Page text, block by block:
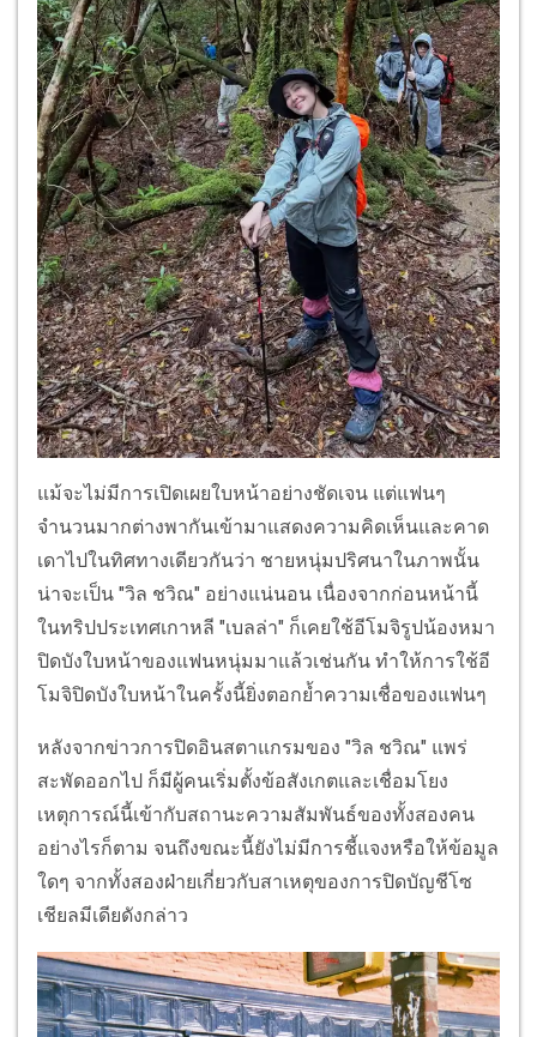
แม้จะไม่มีการเปิดเผยใบหน้าอย่างชัดเจน แต่แฟนๆ
จำนวนมากต่างพากันเข้ามาแสดงความคิดเห็นและคาด
เดาไปในทิศทางเดียวกันว่า ชายหนุ่มปริศนาในภาพนั้น
น่าจะเป็น "วิล ชวิณ" อย่างแน่นอน เนื่องจากก่อนหน้านี้
ในทริปประเทศเกาหลี "เบลล่า" ก็เคยใช้อีโมจิรูปน้องหมา
ปิดบังใบหน้าของแฟนหนุ่มมาแล้วเช่นกัน ทำให้การใช้อี
โมจิปิดบังใบหน้าในครั้งนี้ยิ่งตอกย้ำความเชื่อของแฟนๆ
หลังจากข่าวการปิดอินสตาแกรมของ "วิล ชวิณ" แพร่
สะพัดออกไป ก็มีผู้คนเริ่มตั้งข้อสังเกตและเชื่อมโยง
เหตุการณ์นี้เข้ากับสถานะความสัมพันธ์ของทั้งสองคน
อย่างไรก็ตาม จนถึงขณะนี้ยังไม่มีการชี้แจงหรือให้ข้อมูล
ใดๆ จากทั้งสองฝ่ายเกี่ยวกับสาเหตุของการปิดบัญชีโซ
เชียลมีเดียดังกล่าว